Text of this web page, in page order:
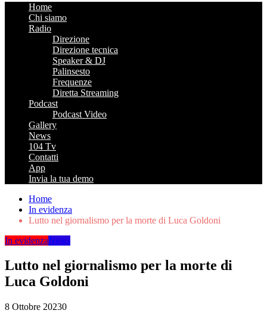
Home
Chi siamo
Radio
Direzione
Direzione tecnica
Speaker & DJ
Palinsesto
Frequenze
Diretta Streaming
Podcast
Podcast Video
Gallery
News
104 Tv
Contatti
App
Invia la tua demo
Home
In evidenza
Lutto nel giornalismo per la morte di Luca Goldoni
In evidenzaNews
Lutto nel giornalismo per la morte di
Luca Goldoni
8 Ottobre 20230